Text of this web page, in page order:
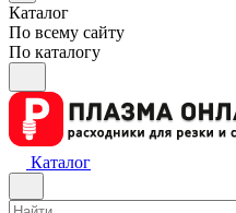
Каталог
По всему сайту
По каталогу
Каталог